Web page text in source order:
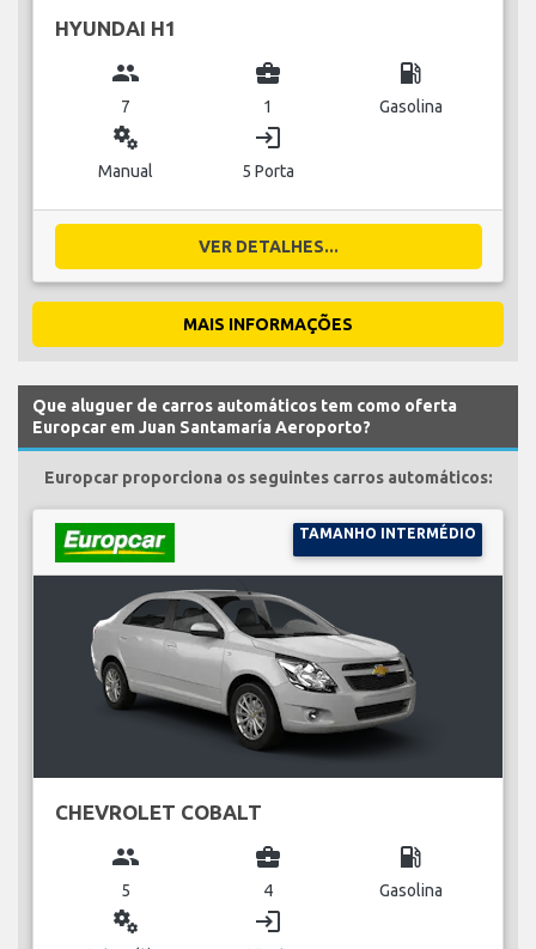
HYUNDAI H1
group
7
business_center
1
local_gas_station
Gasolina
miscellaneous_services
Manual
login
5 Porta
VER DETALHES...
MAIS INFORMAÇÕES
Que aluguer de carros automáticos tem como oferta
Europcar em Juan Santamaría Aeroporto?
Europcar proporciona os seguintes carros automáticos:
TAMANHO INTERMÉDIO
CHEVROLET COBALT
group
5
business_center
4
local_gas_station
Gasolina
miscellaneous_services login